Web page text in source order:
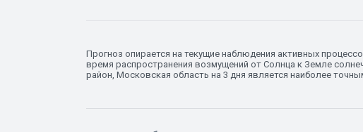
Прогноз опирается на текущие наблюдения активных
время распространения возмущений от Солнца к Земле
район, Московская область на 3 дня является наиболее